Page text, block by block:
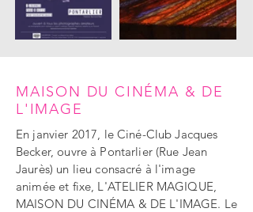
MAISON DU CINÉMA & DE
L'IMAGE
En janvier 2017, le Ciné-Club Jacques
Becker, ouvre à Pontarlier (Rue Jean
Jaurès) un lieu consacré à l'image
animée et fixe, L'ATELIER MAGIQUE,
MAISON DU CINÉMA & DE L'IMAGE. Le